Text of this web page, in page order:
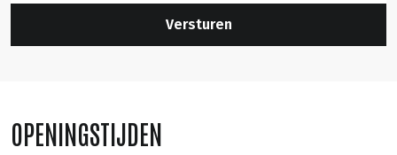
Versturen
OPENINGSTIJDEN